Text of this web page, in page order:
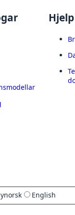
English